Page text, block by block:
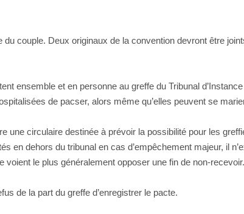
couple. Deux originaux de la convention devront être
ensemble et en personne au greffe du Tribunal
de pacser, alors même qu’elles peuvent se
une circulaire destinée à prévoir la possibilité pour les
en dehors du tribunal en cas d’empêchement majeur, il
le plus généralement opposer une fin de non-recevoir.
de la part du greffe d’enregistrer le pacte.